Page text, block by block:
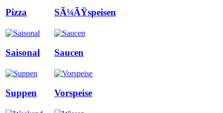
Pizza SÃ¼ÃŸspeisen
Saisonal Saucen
Suppen Vorspeise